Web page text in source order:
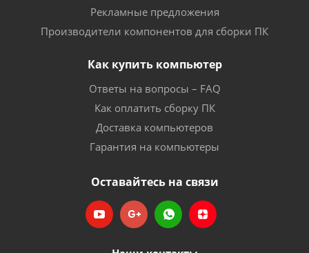
Рекламные предложения
Производители компонентов для сборки ПК
Как купить компьютер
Ответы на вопросы – FAQ
Как оплатить сборку ПК
Доставка компьютеров
Гарантия на компьютеры
Оставайтесь на связи